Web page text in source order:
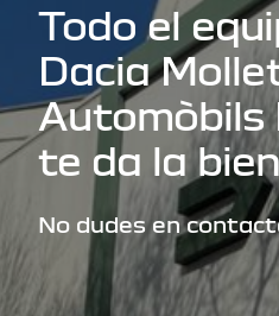
Todo el
Dacia
Automòbils
te da la
No dudes en